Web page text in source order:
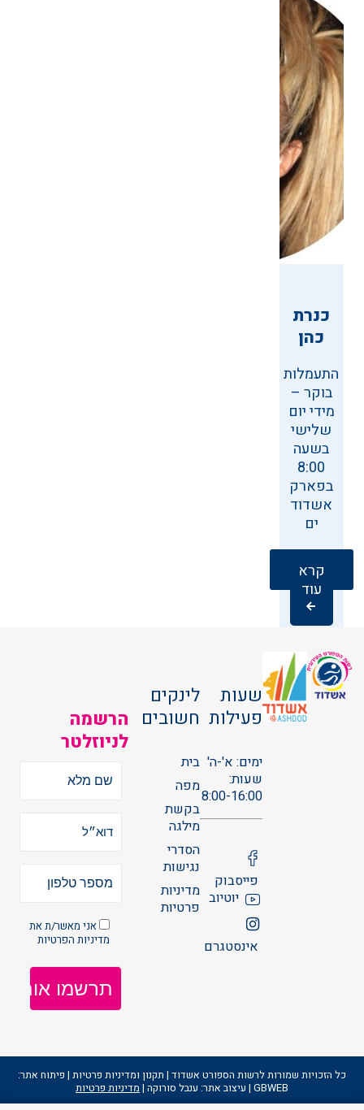
כנרת
כהן
התעמלות
בוקר –
מידי יום
שלישי
בשעה
8:00
בפארק
אשדוד
ים
קרא
עוד
שעות
פעילות
ימים: א'-ה'
שעות:
8:00-16:00
פייסבוק
יוטיוב
אינסטגרם
לינקים
חשובים
בית
מפה
בקשת
מילגה
הסדרי
נגישות
מדיניות
פרטיות
הרשמה
לניוזלטר
אני מאשר/ת את
מדיניות הפרטיות
כל הזכויות שמורות לרשות הספורט אשדוד | תקנון ומדיניות פרטיות | פיתוח אתר:
GBWEB | עיצוב אתר: ענבל סורוקה |
מדיניות פרטיות